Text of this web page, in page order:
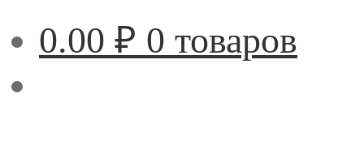
0.00 ₽ 0 товаров